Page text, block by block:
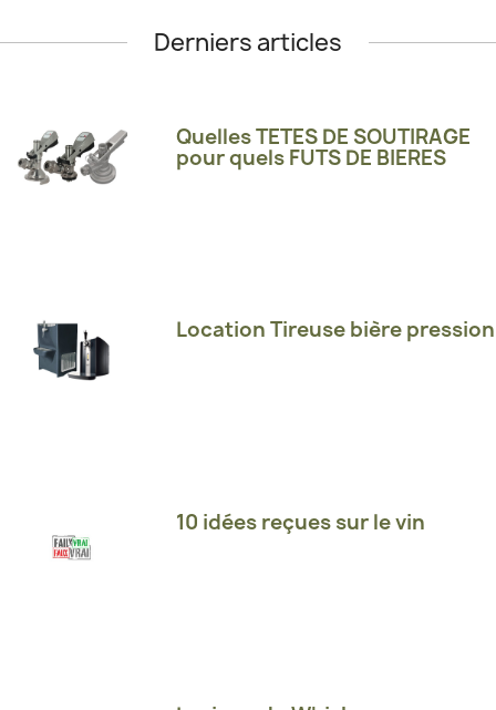
Derniers articles
Quelles TETES DE SOUTIRAGE
pour quels FUTS DE BIERES
Location Tireuse bière pression
10 idées reçues sur le vin